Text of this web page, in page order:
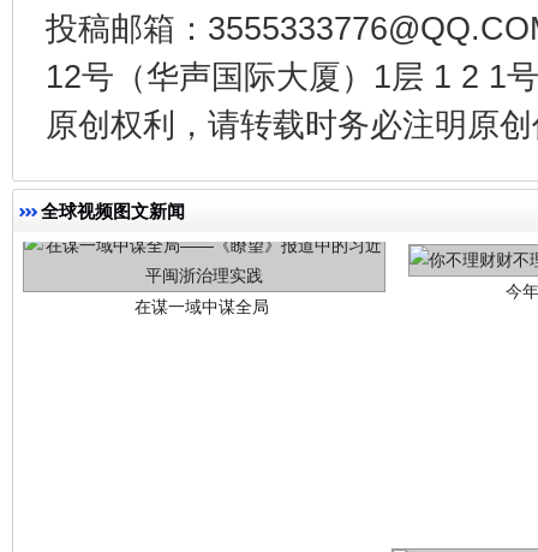
投稿邮箱：
12号（华声国际大厦）1层 1 2 1
原创权利，请转载时务必注明原
全球视频图文新闻